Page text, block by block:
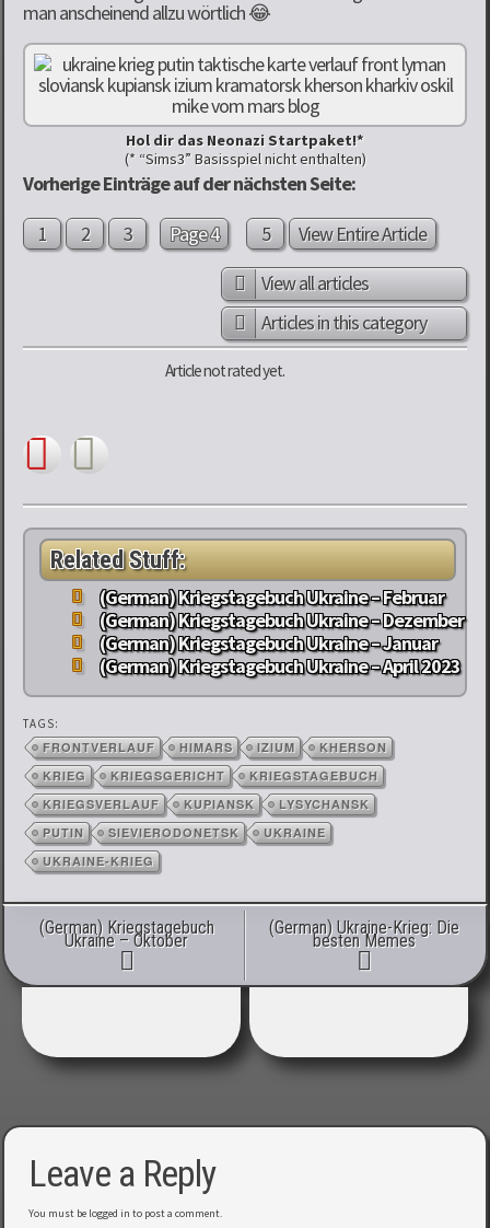
man anscheinend allzu wörtlich 😂
Hol dir das Neonazi Startpaket!*
(* “Sims3” Basisspiel nicht enthalten)
Vorherige Einträge auf der nächsten Seite:
1
2 3 Page 4 5
View Entire Article
View all articles
Articles in this category
Article not rated yet.
Related Stuff:
(German) Kriegstagebuch Ukraine – Februar
(German) Kriegstagebuch Ukraine – Dezember
(German) Kriegstagebuch Ukraine – Januar
(German) Kriegstagebuch Ukraine – April 2023
TAGS:
FRONTVERLAUF HIMARS IZIUM
KHERSON
KRIEG
KRIEGSGERICHT
KRIEGSTAGEBUCH
KRIEGSVERLAUF
KUPIANSK
LYSYCHANSK
PUTIN
SIEVIERODONETSK
UKRAINE
UKRAINE-KRIEG
Post navigation
(German) Kriegstagebuch
Ukraine – Oktober
(German) Ukraine-Krieg: Die
besten Memes
Leave a Reply
You must be logged in to post a comment.